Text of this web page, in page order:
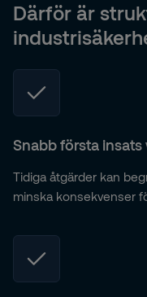
Därför är
Snabb första
Tidiga åtgärder kan
minska konsekvenser